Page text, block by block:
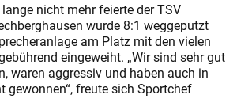
nicht mehr feierte der TSV
wurde 8:1 weggeputzt
am Platz mit den vielen
eingeweiht. „Wir sind sehr gut
waren aggressiv und haben auch in
gewonnen“, freute sich Sportchef